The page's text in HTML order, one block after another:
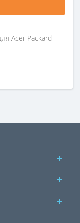
Acer Packard